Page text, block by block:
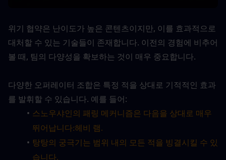
위기 협약은 난이도가 높은 콘텐츠이지만, 이를 효과적으로
대처할 수 있는 기술들이 존재합니다. 이전의 경험에 비추어
볼 때, 팀의 다양성을 확보하는 것이 매우 중요합니다.
다양한 오퍼레이터 조합은 특정 적을 상대로 기적적인 효과
를 발휘할 수 있습니다. 예를 들어:
스노우샤인의 패링 메커니즘은 다음을 상대로 매우
뛰어납니다:헤비 램.
탕탕의 궁극기는 범위 내의 모든 적을 빙결시킬 수 있
습니다.